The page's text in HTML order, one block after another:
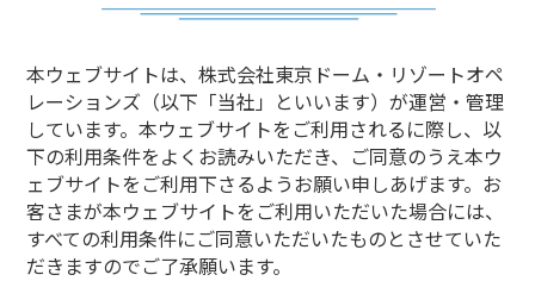
本ウェブサイトは、株式会社東京ドーム・リゾートオペ
レーションズ（以下「当社」といいます）が運営・管理
しています。本ウェブサイトをご利用されるに際し、以
下の利用条件をよくお読みいただき、ご同意のうえ本ウ
ェブサイトをご利用下さるようお願い申しあげます。お
客さまが本ウェブサイトをご利用いただいた場合には、
すべての利用条件にご同意いただいたものとさせていた
だきますのでご了承願います。